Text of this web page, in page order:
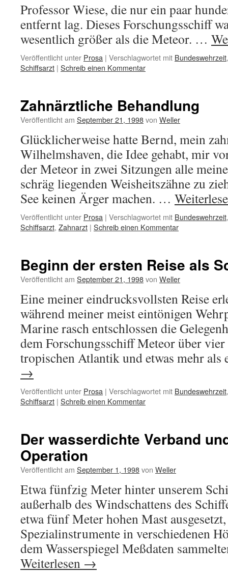
Professor Wiese, die nur ein paar
entfernt lag. Dieses Forschungsschiff
wesentlich größer als die Meteor. …
Veröffentlicht unter Prosa | Verschlagwortet mit Bundeswehrzeit
Schiffsarzt | Schreib einen Kommentar
Zahnärztliche Behandlung
Veröffentlicht am September 21, 1998von Weller
Glücklicherweise hatte Bernd, mein
Wilhelmshaven, die Idee gehabt, mir
der Meteor in zwei Sitzungen alle
schräg liegenden Weisheitszähne zu
See keinen Ärger machen. …
Veröffentlicht unter Prosa | Verschlagwortet mit Bundeswehrzeit
Schiffsarzt, Zahnarzt | Schreib einen Kommentar
Beginn der ersten Reise als
Veröffentlicht am September 21, 1998von Weller
Eine meiner eindrucksvollsten Reise
während meiner meist eintönigen
Marine rasch entschlossen die
dem Forschungsschiff Meteor über
tropischen Atlantik und etwas mehr
→
Veröffentlicht unter Prosa | Verschlagwortet mit Bundeswehrzeit
Schiffsarzt | Schreib einen Kommentar
Der wasserdichte Verband
Operation
Veröffentlicht am September 1, 1998von Weller
Etwa fünfzig Meter hinter unserem
außerhalb des Windschattens des
etwa fünf Meter hohen Mast
Spezialinstrumente in verschiedenen
dem Wasserspiegel Meßdaten
Weiterlesen →